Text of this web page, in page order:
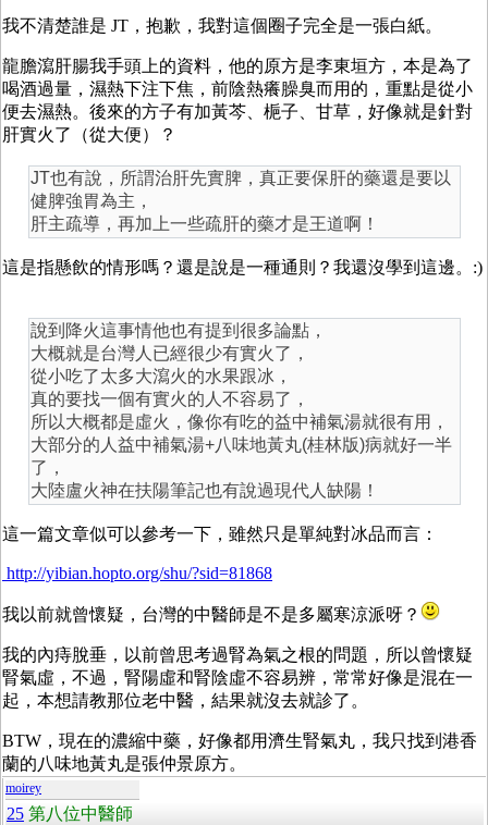
我不清楚誰是 JT，抱歉，我對這個圈子完全是一張白紙。
龍膽瀉肝腸我手頭上的資料，他的原方是李東垣方，本是為了
喝酒過量，濕熱下注下焦，前陰熱癢臊臭而用的，重點是從小
便去濕熱。後來的方子有加黃芩、梔子、甘草，好像就是針對
肝實火了（從大便）？
JT也有說，所謂治肝先實脾，真正要保肝的藥還是要以
健脾強胃為主，
肝主疏導，再加上一些疏肝的藥才是王道啊！
這是指懸飲的情形嗎？還是說是一種通則？我還沒學到這邊。:)
說到降火這事情他也有提到很多論點，
大概就是台灣人已經很少有實火了，
從小吃了太多大瀉火的水果跟冰，
真的要找一個有實火的人不容易了，
所以大概都是虛火，像你有吃的益中補氣湯就很有用，
大部分的人益中補氣湯+八味地黃丸(桂林版)病就好一半
了，
大陸盧火神在扶陽筆記也有說過現代人缺陽！
這一篇文章似可以參考一下，雖然只是單純對冰品而言：
http://yibian.hopto.org/shu/?sid=81868
我以前就曾懷疑，台灣的中醫師是不是多屬寒涼派呀？
我的內痔脫垂，以前曾思考過腎為氣之根的問題，所以曾懷疑
腎氣虛，不過，腎陽虛和腎陰虛不容易辨，常常好像是混在一
起，本想請教那位老中醫，結果就沒去就診了。
BTW，現在的濃縮中藥，好像都用濟生腎氣丸，我只找到港香
蘭的八味地黃丸是張仲景原方。
moirey
25 第八位中醫師